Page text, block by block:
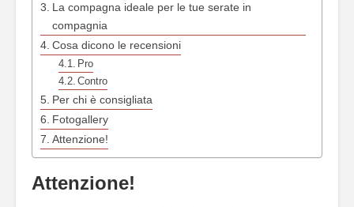
La compagna ideale per le tue serate in
compagnia
Cosa dicono le recensioni
Pro
Contro
Per chi è consigliata
Fotogallery
Attenzione!
Attenzione!